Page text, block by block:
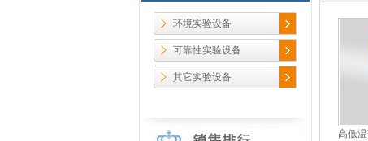
环境实验设备
可靠性实验设备
其它实验设备
高低